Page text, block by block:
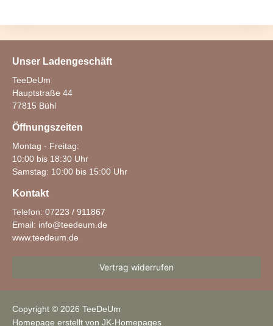
Unser Ladengeschäft
TeeDeUm
Hauptstraße 44
77815 Bühl
Öffnungszeiten
Montag - Freitag:
10:00 bis 18:30 Uhr
Samstag: 10:00 bis 15:00 Uhr
Kontakt
Telefon: 07223 / 911867
Email: info@teedeum.de
www.teedeum.de
Vertrag widerrufen
Copyright © 2026 TeeDeUm
Homepage erstellt von JK-Homepages